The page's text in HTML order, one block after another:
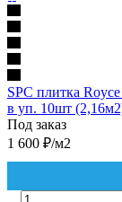
SPC плитка
в уп. 10шт
Под заказ
1 600 ₽/м2